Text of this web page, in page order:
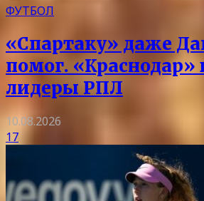
ФУТБОЛ
«Спартаку» даже
помог. «Краснодар»
лидеры РПЛ
10.08.2026
17